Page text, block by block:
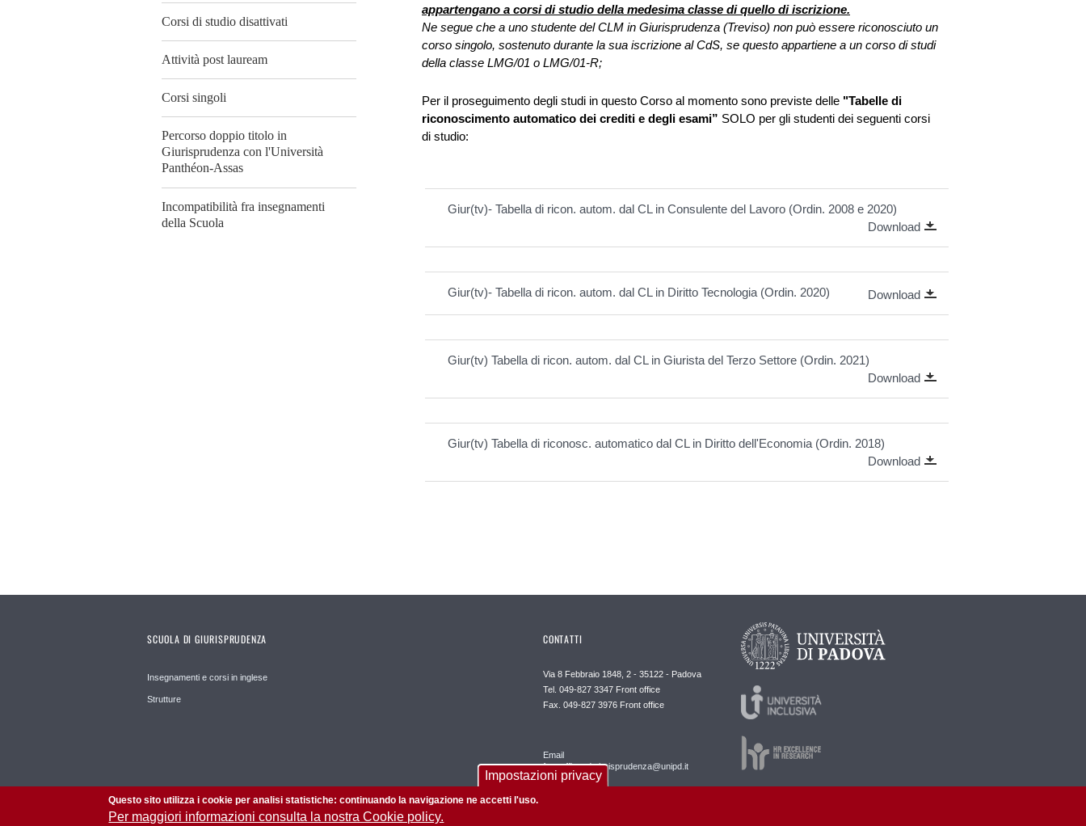
Corsi di studio disattivati
Attività post lauream
Corsi singoli
Percorso doppio titolo in
Giurisprudenza con l'Università
Panthéon-Assas
Incompatibilità fra insegnamenti
della Scuola
appartengano a corsi di studio della medesima classe di quello di iscrizione.
Ne segue che a uno studente del CLM in Giurisprudenza (Treviso) non può essere riconosciuto un
corso singolo, sostenuto durante la sua iscrizione al CdS, se questo appartiene a un corso di studi
della classe LMG/01 o LMG/01-R;
Per il proseguimento degli studi in questo Corso al momento sono previste delle "Tabelle di
riconoscimento automatico dei crediti e degli esami” SOLO per gli studenti dei seguenti corsi
di studio:
Giur(tv)- Tabella di ricon. autom. dal CL in Consulente del Lavoro (Ordin. 2008 e 2020)
Download
Giur(tv)- Tabella di ricon. autom. dal CL in Diritto Tecnologia (Ordin. 2020) Download
Giur(tv) Tabella di ricon. autom. dal CL in Giurista del Terzo Settore (Ordin. 2021)
Download
Giur(tv) Tabella di riconosc. automatico dal CL in Diritto dell'Economia (Ordin. 2018)
Download
SCUOLA DI GIURISPRUDENZA
Insegnamenti e corsi in inglese
Strutture
CONTATTI
Via 8 Febbraio 1848, 2 - 35122 - Padova
Tel. 049-827 3347 Front office
Fax. 049-827 3976 Front office
Email
frontofficepd.giurisprudenza@unipd.it
Impostazioni privacy
Questo sito utilizza i cookie per analisi statistiche: continuando la navigazione ne accetti l'uso.
Per maggiori informazioni consulta la nostra Cookie policy.